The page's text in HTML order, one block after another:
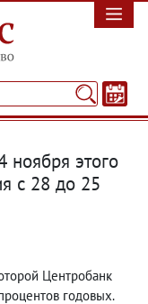
ноября этого
с 28 до 25
Центробанк
годовых.